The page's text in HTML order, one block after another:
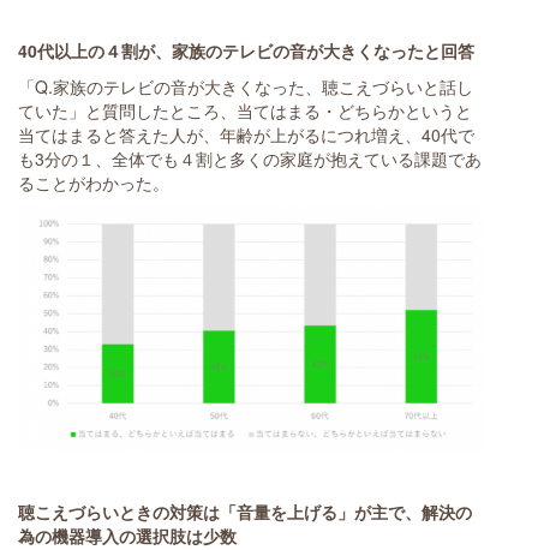
40代以上の４割が、家族のテレビの音が大きくなったと回答
「Q.家族のテレビの音が大きくなった、聴こえづらいと話し
ていた」と質問したところ、当てはまる・どちらかというと
当てはまると答えた人が、年齢が上がるにつれ増え、40代で
も3分の１、全体でも４割と多くの家庭が抱えている課題であ
ることがわかった。
聴こえづらいときの対策は「音量を上げる」が主で、解決の
為の機器導入の選択肢は少数